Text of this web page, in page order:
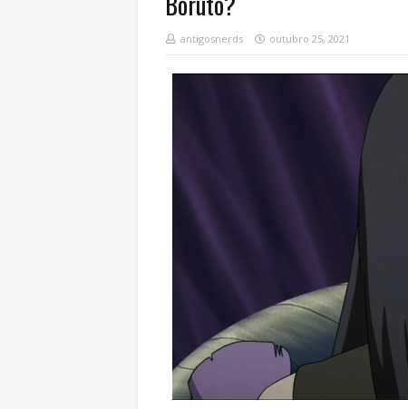
antigosnerds outubro 25, 2021